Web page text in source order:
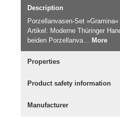
Description
Porzellanvasen-Set
Artikel: Moderne Thüringer
beiden Porzellanva… More
Properties
Product safety information
Manufacturer